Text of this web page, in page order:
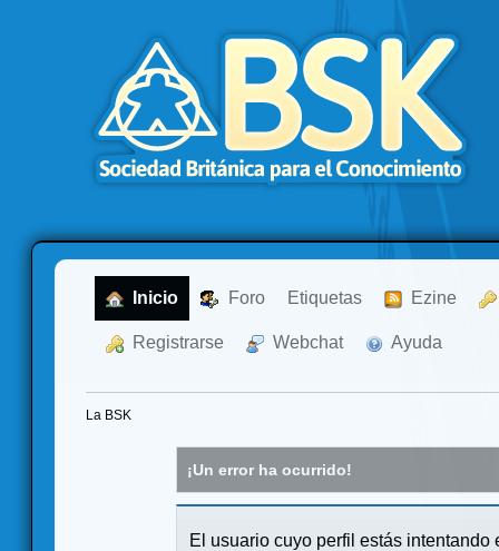
Inicio Foro Etiquetas Ezine
Registrarse Webchat Ayuda
La BSK
¡Un error ha ocurrido!
El usuario cuyo perfil estás intentando